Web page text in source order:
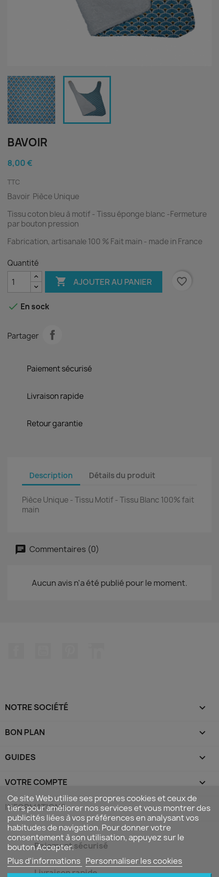
BAVOIR
8,00 €
TTC
Bavoir Pièce Unique
Tissu coton bleu à motif- Tissu éponge blanc -Fermeture
par bouton pression
Fabrication, artisanale 100 % Fait main - made in France
Quantité
 AJOUTER AU PANIER favorite_border
 En sock
Partager
Paiement sécurisé
Livraison rapide
Retour garantie
Description Détails du produit
Pièce Unique - Tissu Motif - Tissu Blanc 100% fait
main
Commentaires (0)
Aucun avis n'a été publié pour le moment.
NOTRE SOCIÉTÉ 
BON PLAN 
GUIDES 
VOTRE COMPTE 
INFORMATIONS keyboard_arrow_down
Ce site Web utilise ses propres cookies et ceux de
tiers pour améliorer nos services et vous montrer des
publicités liées à vos préférences en analysant vos
habitudes de navigation. Pour donner votre
consentement à son utilisation, appuyez sur le
bouton Accepter.
Plus d'informations Personnaliser les cookies
Paiement sécurisé
Livraison rapide